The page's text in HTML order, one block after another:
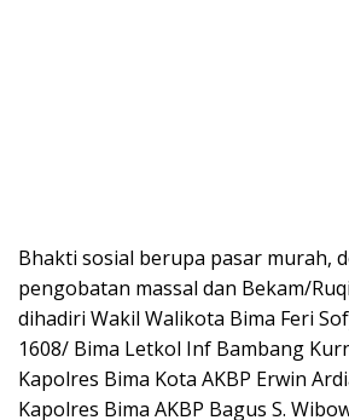
Bhakti sosial berupa pasar murah,
pengobatan massal dan Bekam/
dihadiri Wakil Walikota Bima Feri
1608/ Bima Letkol Inf Bambang
Kapolres Bima Kota AKBP Erwin
Kapolres Bima AKBP Bagus S.